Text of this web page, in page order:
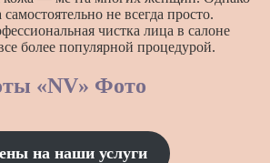
самостоятельно не всегда просто.
чистка лица в салоне
более популярной процедурой.
«NV» Фото
на наши услуги